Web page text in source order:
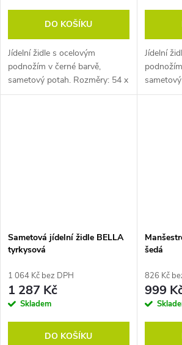
DO KOŠÍKU
Jídelní židle s ocelovým
podnožím v černé barvě,
sametový potah. Rozměry: 54 x
62 x 84 cm (h x š x v). Sedák z
Jídelní
62 x 84
Sametová jídelní židle BELLA
tyrkysová
1 064 Kč bez DPH
1 287 Kč
Skladem
DO KOŠÍKU
šedá
826 Kč
999